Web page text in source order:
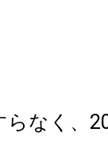
なく、